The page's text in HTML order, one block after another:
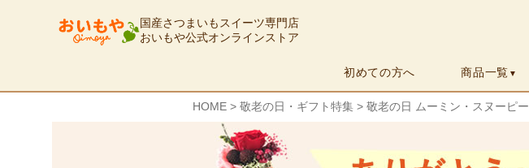
国産さつまいもスイーツ専門店
おいもや公式オンラインストア
初めての方へ
商品一覧 ▼
HOME 敬老の日・ギフト特集 敬老の日 ムーミン・スヌーピー